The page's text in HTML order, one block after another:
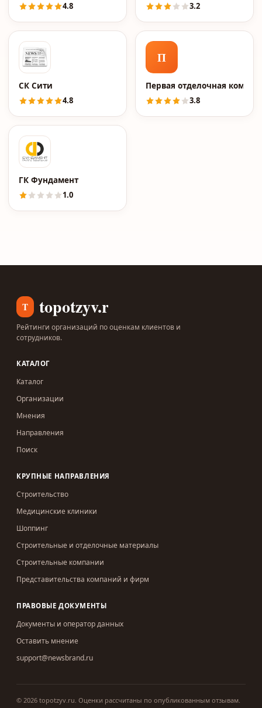
4.8
3.2
СК Сити
4.8
П
Первая отделочная
3.8
ГК Фундамент
1.0
T topotzyv.ru
Рейтинги организаций по оценкам клиентов и
сотрудников.
КАТАЛОГ
Каталог
Организации
Мнения
Направления
Поиск
КРУПНЫЕ НАПРАВЛЕНИЯ
Строительство
Медицинские клиники
Шоппинг
Строительные и отделочные материалы
Строительные компании
Представительства компаний и фирм
ПРАВОВЫЕ ДОКУМЕНТЫ
Документы и оператор данных
Оставить мнение
support@newsbrand.ru
© 2026 topotzyv.ru. Оценки рассчитаны по опубликованным отзывам.